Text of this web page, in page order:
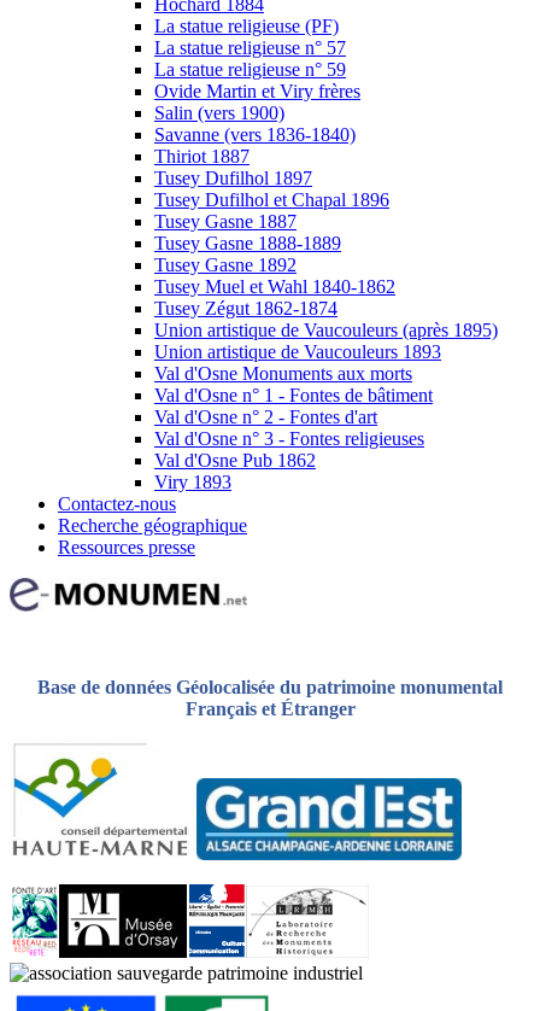
La statue religieuse (PF)
La statue religieuse n° 57
La statue religieuse n° 59
Ovide Martin et Viry frères
Salin (vers 1900)
Savanne (vers 1836-1840)
Thiriot 1887
Tusey Dufilhol 1897
Tusey Dufilhol et Chapal 1896
Tusey Gasne 1887
Tusey Gasne 1888-1889
Tusey Gasne 1892
Tusey Muel et Wahl 1840-1862
Tusey Zégut 1862-1874
Union artistique de Vaucouleurs (après 1895)
Union artistique de Vaucouleurs 1893
Val d'Osne Monuments aux morts
Val d'Osne n° 1 - Fontes de bâtiment
Val d'Osne n° 2 - Fontes d'art
Val d'Osne n° 3 - Fontes religieuses
Val d'Osne Pub 1862
Viry 1893
Contactez-nous
Recherche géographique
Ressources presse
Base de données Géolocalisée du patrimoine monumental
Français et Étranger